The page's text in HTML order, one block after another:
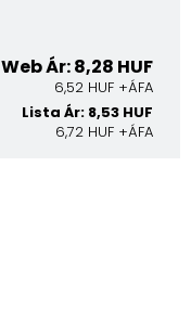
Web Ár: 8,28 HUF
6,52 HUF +ÁFA
Lista Ár: 8,53 HUF
6,72 HUF +ÁFA